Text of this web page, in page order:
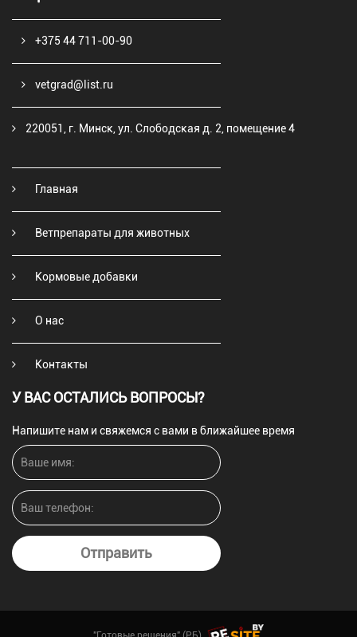
+375 44 711-00-90
vetgrad@list.ru
220051, г. Минск, ул. Слободская д. 2, помещение 4
Главная
Ветпрепараты для животных
Кормовые добавки
О нас
Контакты
У ВАС ОСТАЛИСЬ ВОПРОСЫ?
Напишите нам и свяжемся с вами в ближайшее время
Отправить